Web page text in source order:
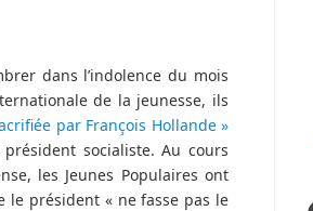
dans l’indolence du mois
de la jeunesse, ils
par François Hollande »
socialiste. Au cours
les Jeunes Populaires ont
président « ne fasse pas le